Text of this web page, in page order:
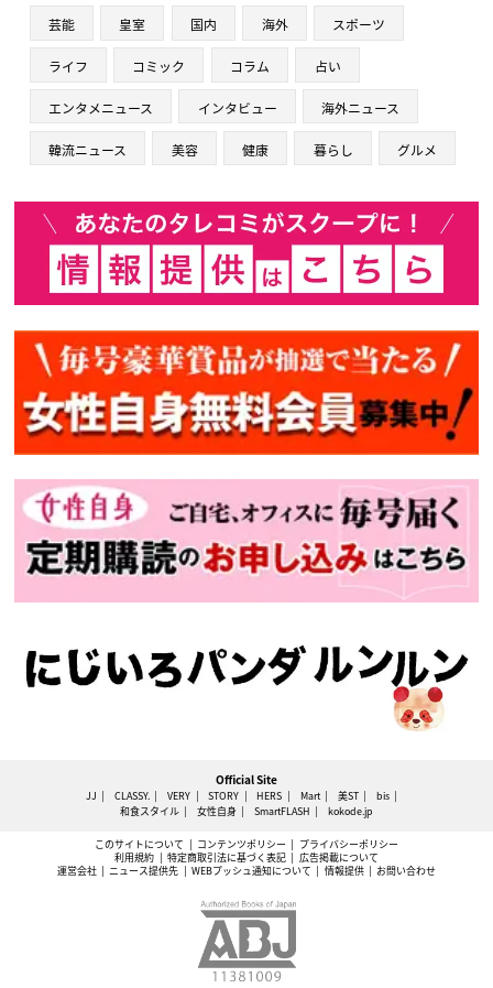
芸能 皇室 国内 海外 スポーツ
ライフ コミック コラム 占い
エンタメニュース インタビュー 海外ニュース
韓流ニュース 美容 健康 暮らし グルメ
Official Site
JJ CLASSY. VERY STORY HERS Mart 美ST
bis
和食スタイル
女性自身 SmartFLASH kokode.jp
このサイトについて コンテンツポリシー
プライバシーポリシー
利用規約
特定商取引法に基づく表記
広告掲載について
運営会社
ニュース提供先 WEBプッシュ通知について 情報提供 お問い合わせ